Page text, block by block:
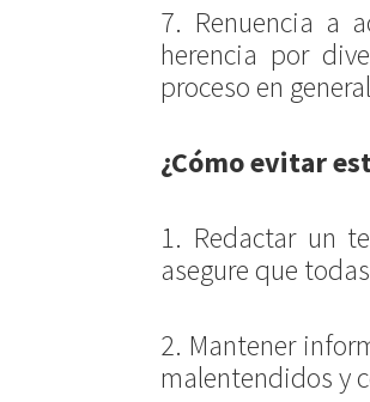
7. Renuencia a
herencia por
proceso en
¿Cómo evitar
1. Redactar un
asegure que
2. Mantener
malentendidos y